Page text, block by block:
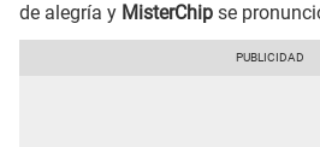
de alegría y MisterChip se